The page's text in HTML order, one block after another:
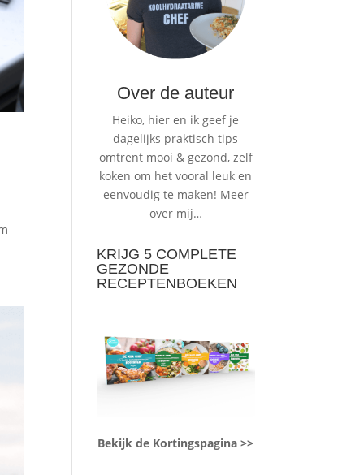
Over de auteur
Heiko, hier en ik geef je
dagelijks praktisch tips
omtrent mooi & gezond, zelf
koken om het vooral leuk en
eenvoudig te maken! Meer
over mij…
KRIJG 5 COMPLETE
GEZONDE
RECEPTENBOEKEN
Bekijk de Kortingspagina >>